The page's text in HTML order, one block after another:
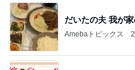
夫弟に言い放った
Amebaトピックス